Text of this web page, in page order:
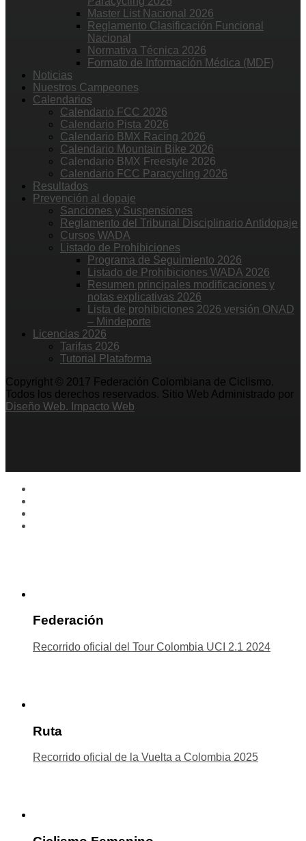
Master List Nacional 2026
Reglamento Clasificación Funcional
Nacional
Normativa Técnica 2026
Formato de Información Médica (MDF)
Noticias
Nuestros Campeones
Calendarios
Calendario FCC 2026
Calendario Pista 2026
Calendario BMX Racing 2026
Calendario Mountain Bike 2026
Calendario BMX Freestyle 2026
Calendario FCC Paracycling 2026
Resultados
Prevención al dopaje
Sanciones y Suspensiones
Reglamento del Tribunal Disciplinario Antidopaje
Cursos WADA
Listado de Prohibiciones
Programa de Seguimiento 2026
Listado de Prohibiciones WADA 2026
Resumen principales modificaciones y
notas explicativas 2026
Lista de prohibiciones 2026 versión ONAD
– Mindeporte
Licencias 2026
Tarifas 2026
Tutorial Plataforma
Copyright © 2017 Federación Colombiana de Ciclismo.
Todos los derechos reservados. Sitio Web Administrado por
Diseño Web. Impacto Web
Federación
Recorrido oficial del Tour Colombia UCI 2.1 2024
Ruta
Recorrido oficial de la Vuelta a Colombia 2025